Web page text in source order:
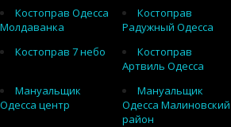
Костоправ Одесса
Молдаванка
Костоправ
Радужный Одесса
Костоправ 7 небо
Костоправ
Артвиль Одесса
Мануальщик
Одесса центр
Мануальщик
Одесса Малиновский
район